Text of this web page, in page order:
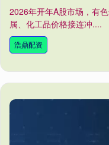
2026年开年A股市场，有
属、化工品价格接连冲....
浩鼎配资